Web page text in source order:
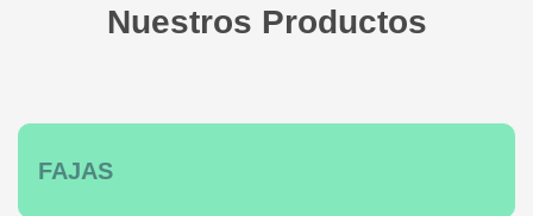
Nuestros Productos
FAJAS